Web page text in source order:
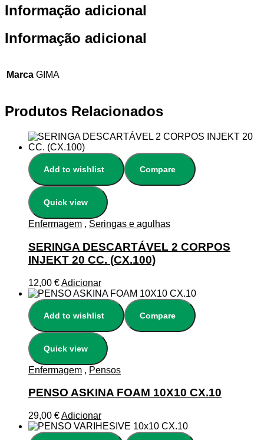
Informação adicional
Informação adicional
Marca GIMA
Produtos Relacionados
Add to wishlist Compare
Quick view
Enfermagem , Seringas e agulhas
SERINGA DESCARTÁVEL 2 CORPOS
INJEKT 20 CC. (CX.100)
12,00 €Adicionar
Add to wishlist Compare
Quick view
Enfermagem , Pensos
PENSO ASKINA FOAM 10X10 CX.10
29,00 €Adicionar